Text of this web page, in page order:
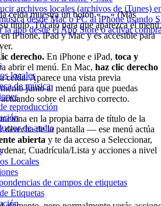
archivos locales (archivos de iTunes)
desde Mac o PC al iPhone usando
la app desde el App Store o activar
locales
de música
reproducción
de audio
Locales
de campos de etiquetas
Etiquetas
celda muestra un botón «…» (Más
título. Tócalo para que aparezca el menú.
iPhone, iPad y Mac y es accesible para
derecho. En iPhone e iPad, toca y
abrir el menú. En Mac, haz clic derecho
celda. Aparece una vista previa
junto al menú para que puedas
sobre el archivo correcto.
en la propia barra de título de la
derecha de la pantalla — ese menú actúa
abierta y te da acceso a Seleccionar,
Cuadrícula/Lista y acciones a nivel